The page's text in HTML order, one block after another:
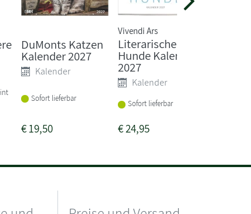
DuMonts Katzen
Kalender 2027
Kalender
Sofort lieferbar
€19,50
Vivendi Ars
Literarischer
Hunde Kalender
2027
Kalender
Sofort lieferbar
€24,95